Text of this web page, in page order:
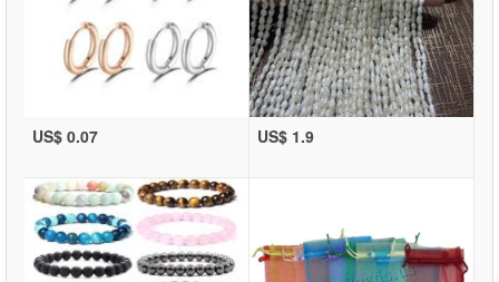
US$ 0.07 US$ 1.9